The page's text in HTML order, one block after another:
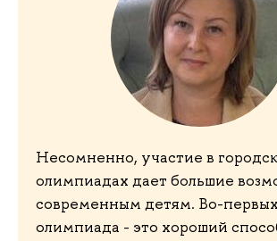
Несомненно, участие в
олимпиадах дает большие
современным детям. Во-
олимпиада - это хороший